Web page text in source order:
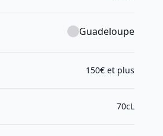
Guadeloupe
150€ et plus
70cL